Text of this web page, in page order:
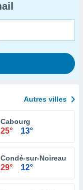
Autres villes
Cabourg
25° 13°
Condé-sur-Noireau
29° 12°